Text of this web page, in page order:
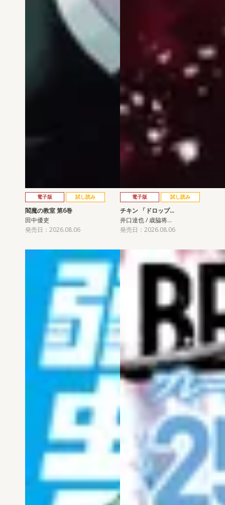
電子版 試し読み
閻魔の教室 第6巻
田中優吏
発売日：2026.08.06
電子版 試し読み
チキン 「ドロップ…
井口達也 / 歳脇将…
発売日：2026.08.06